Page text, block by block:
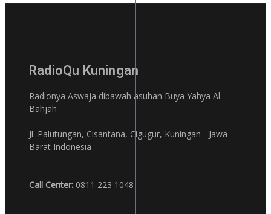
RadioQu Kuningan
Radionya Aswaja dibawah asuhan Buya Yahya Al-
Bahjah
Jl. Palutungan, Cisantana, Cigugur, Kuningan - Jawa
Barat Indonesia
Call Center: 0811 223 1048